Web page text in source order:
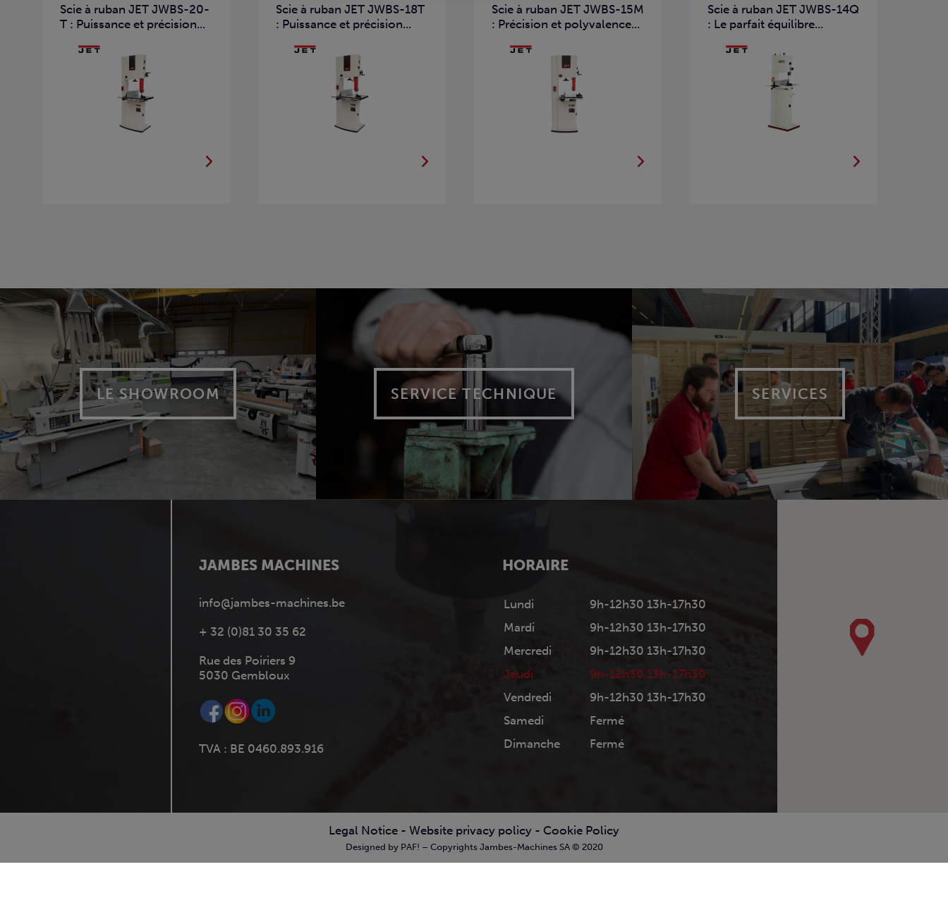
Scie à ruban JET JWBS-20-
T : Puissance et précision...
Scie à ruban JET JWBS-18T
: Puissance et précision...
Scie à ruban JET JWBS-15M
: Précision et polyvalence...
Scie à ruban JET JWBS-14Q
: Le parfait équilibre...
LE SHOWROOM SERVICE TECHNIQUE SERVICES
JAMBES MACHINES
info@jambes-machines.be
+ 32 (0)81 30 35 62
Rue des Poiriers 9
5030 Gembloux
TVA : BE 0460.893.916
HORAIRE
Lundi
9h-12h30 13h-17h30
Mardi
9h-12h30 13h-17h30
Mercredi
9h-12h30 13h-17h30
Jeudi
9h-12h30 13h-17h30
Vendredi
9h-12h30 13h-17h30
Samedi
Fermé
Dimanche
Fermé
Legal Notice - Website privacy policy - Cookie Policy
Designed by PAF! – Copyrights Jambes-Machines SA © 2020